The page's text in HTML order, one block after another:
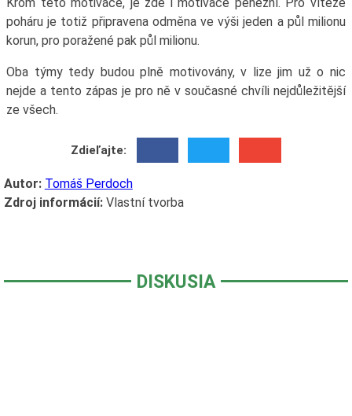
poháru je totiž připravena odměna ve výši jeden a půl milionu
korun, pro poražené pak půl milionu.
Oba týmy tedy budou plně motivovány, v lize jim už o nic
nejde a tento zápas je pro ně v současné chvíli nejdůležitější
ze všech.
Zdieľajte:
Autor: Tomáš Perdoch
Zdroj informácií:Vlastní tvorba
DISKUSIA